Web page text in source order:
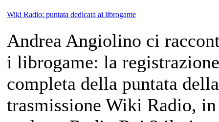
Wiki Radio: puntata dedicata ai librogame
Andrea Angiolino ci
i librogame: la registrazione
completa della puntata della
trasmissione Wiki Radio, in